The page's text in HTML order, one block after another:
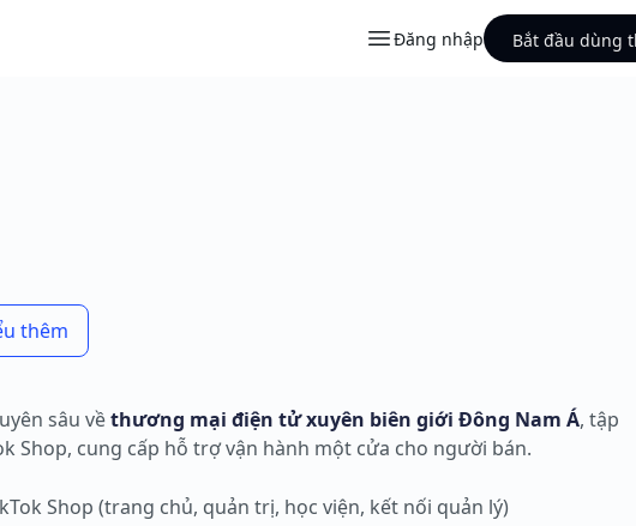
Đăng nhập Bắt đầu dùng
thêm
sâu vềthương mại điện tử xuyên biên giới Đông Nam Á, tập
Shop, cung cấp hỗ trợ vận hành một cửa cho người bán.
Shop (trang chủ, quản trị, học viện, kết nối quản lý)